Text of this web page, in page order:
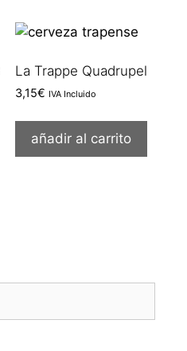
La Trappe Quadrupel
3,15€ IVA Incluido
añadir al carrito